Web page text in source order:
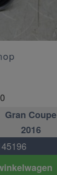
Gran Coupe
2016